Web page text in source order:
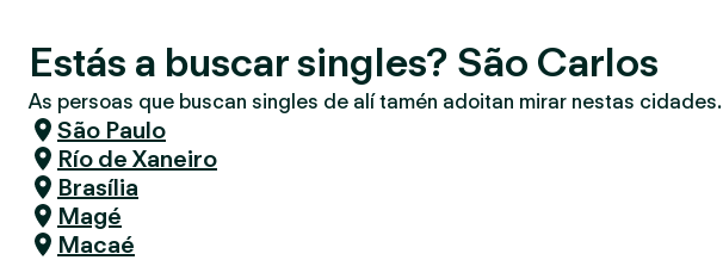
Estás a buscar singles? São Carlos
As persoas que buscan singles de alí tamén adoitan mirar nestas cidades.
São Paulo
Río de Xaneiro
Brasília
Magé
Macaé